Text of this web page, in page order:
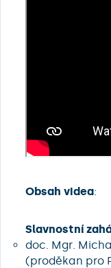
Obsah videa:
Slavnostní
doc. Mgr.
(proděkan pro